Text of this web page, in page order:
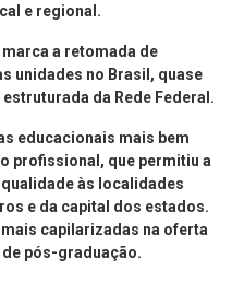
e regional.
a retomada de
unidades no Brasil, quase
da Rede Federal.
educacionais mais bem
profissional, que permitiu a
às localidades
e da capital dos estados.
capilarizadas na oferta
pós-graduação.